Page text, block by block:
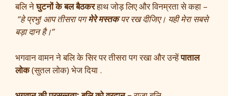
बलि नेघुटनों के बल बैठकरहाथ जोड़ लिए और विनम्रता से कहा –
“हे प्रभु! आप तीसरा पगमेरे मस्तकपर रख दीजिए। यही मेरा सबसे
बड़ा दान है।”
भगवान वामन ने बलि के सिर पर तीसरा पग रखा और उन्हेंपाताल
लोक(सुतल लोक) भेज दिया .